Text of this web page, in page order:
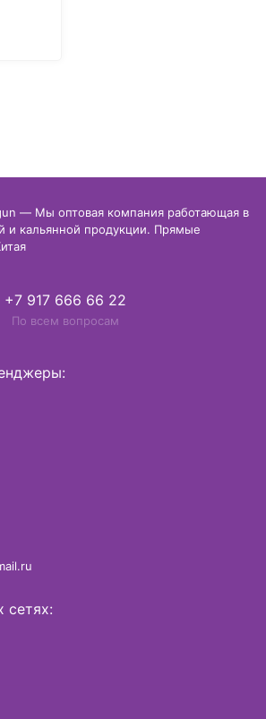
— Мы оптовая компания работающая в
и кальянной продукции. Прямые
+7 917 666 66 22
По всем вопросам
сетях: